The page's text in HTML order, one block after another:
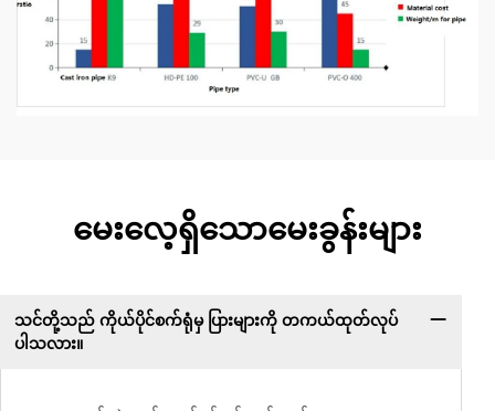
မေးလေ့ရှိသောမေးခွန်းများ
သင်တို့သည် ကိုယ်ပိုင်စက်ရုံမှ ပြားများကို တကယ်ထုတ်လုပ်
ပါသလား။